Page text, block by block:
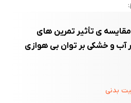
ی تأثیر تمرین های
آب و خشکی بر توان بی هوازی
بدنی